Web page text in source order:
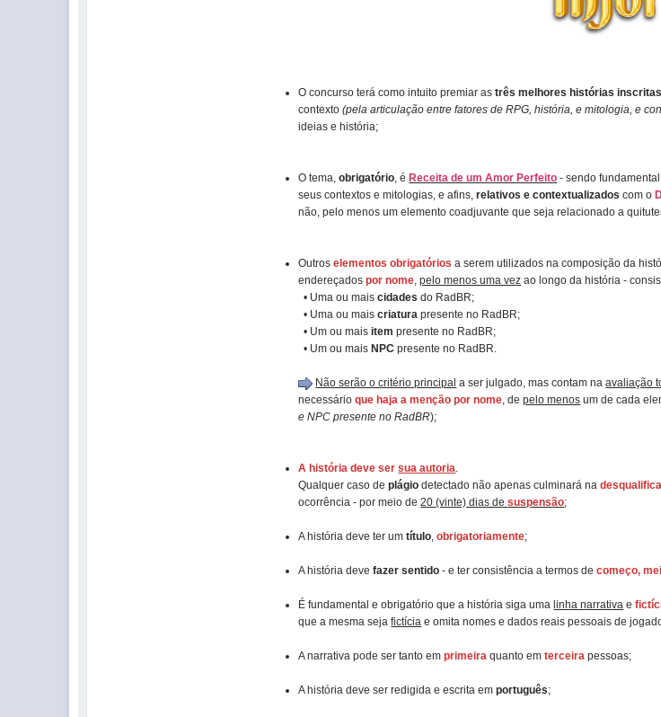
O concurso terá como intuito premiar astrês melhores histórias inscritas
contexto(pela articulação entre fatores de RPG, história, e mitologia, e
ideias e história;
O tema,obrigatório, é Receita de um Amor Perfeito - sendo
seus contextos e mitologias, e afins,relativos e contextualizados com o
não, pelo menos um elemento coadjuvante que seja relacionado a
Outroselementos obrigatórios a serem utilizados na composição da
endereçadospor nome,pelo menos uma vez ao longo da história -
• Uma ou maiscidades do RadBR;
• Uma ou maiscriatura presente no RadBR;
• Um ou maisitem presente no RadBR;
• Um ou mais NPC presente no RadBR.
Não serão o critério principal a ser julgado, mas contam naavaliação
necessárioque haja a menção por nome, depelo menos um de cada
e NPC presente no RadBR);
A história deve sersua autoria.
Qualquer caso deplágio detectado não apenas culminará na
ocorrência - por meio de20 (vinte) dias desuspensão;
A história deve ter umtítulo,obrigatoriamente;
A história devefazer sentido - e ter consistência a termos decomeço,
É fundamental e obrigatório que a história siga uma linha narrativa e
que a mesma sejafictícia e omita nomes e dados reais pessoais de
A narrativa pode ser tanto emprimeira quanto emterceira pessoas;
A história deve ser redigida e escrita emportuguês;